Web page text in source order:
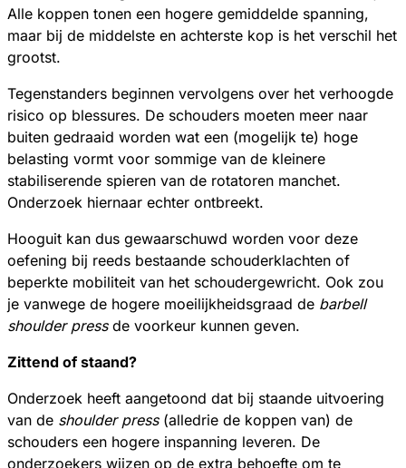
Alle koppen tonen een hogere gemiddelde spanning,
maar bij de middelste en achterste kop is het verschil het
grootst.
Tegenstanders beginnen vervolgens over het verhoogde
risico op blessures. De schouders moeten meer naar
buiten gedraaid worden wat een (mogelijk te) hoge
belasting vormt voor sommige van de kleinere
stabiliserende spieren van de rotatoren manchet.
Onderzoek hiernaar echter ontbreekt.
Hooguit kan dus gewaarschuwd worden voor deze
oefening bij reeds bestaande schouderklachten of
beperkte mobiliteit van het schoudergewricht. Ook zou
je vanwege de hogere moeilijkheidsgraad de barbell
shoulder press de voorkeur kunnen geven.
Zittend of staand?
Onderzoek heeft aangetoond dat bij staande uitvoering
van de shoulder press (alledrie de koppen van) de
schouders een hogere inspanning leveren. De
onderzoekers wijzen op de extra behoefte om te